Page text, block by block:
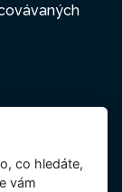
co hledáte,
vám